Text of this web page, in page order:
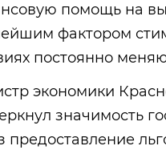
помощь на
фактором
постоянно
экономики
значимость
предоставление